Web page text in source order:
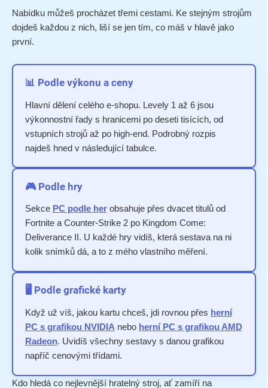
Nabídku můžeš procházet třemi cestami. Ke stejným strojům
dojdeš každou z nich, liší se jen tím, co máš v hlavě jako
první.
📊 Podle výkonu a ceny
Hlavní dělení celého e-shopu. Levely 1 až 6 jsou
výkonnostní řady s hranicemi po deseti tisících, od
vstupních strojů až po high-end. Podrobný rozpis
najdeš hned v následující tabulce.
🎮 Podle hry
Sekce PC podle herobsahuje přes dvacet titulů od
Fortnite a Counter-Strike 2 po Kingdom Come:
Deliverance II. U každé hry vidíš, která sestava na ni
kolik snímků dá, a to z mého vlastního měření.
🖥️ Podle grafické karty
Když už víš, jakou kartu chceš, jdi rovnou přes herní
PC s grafikou NVIDIAnebo herní PC s grafikou AMD
Radeon. Uvidíš všechny sestavy s danou grafikou
napříč cenovými třídami.
Kdo hledá co nejlevnější hratelný stroj, ať zamíří na